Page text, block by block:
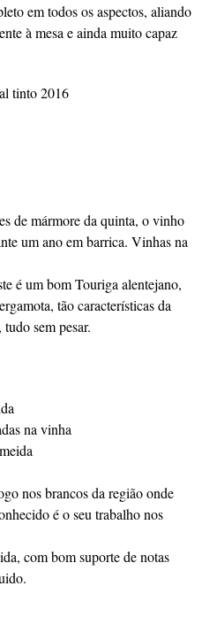
em todos os aspectos, aliando
à mesa e ainda muito capaz
tinto 2016
de mármore da quinta, o vinho
um ano em barrica. Vinhas na
é um bom Touriga alentejano,
tão características da
sem pesar.
na vinha
nos brancos da região onde
é o seu trabalho nos
com bom suporte de notas